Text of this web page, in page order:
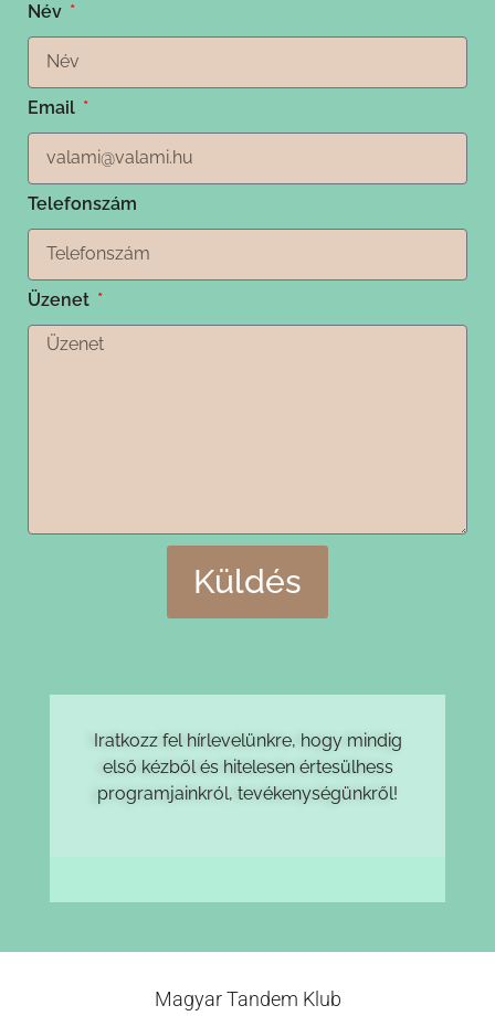
Név
Email
Telefonszám
Üzenet
Küldés
Iratkozz fel hírlevelünkre, hogy mindig
első kézből és hitelesen értesülhess
programjainkról, tevékenységünkről!
Magyar Tandem Klub